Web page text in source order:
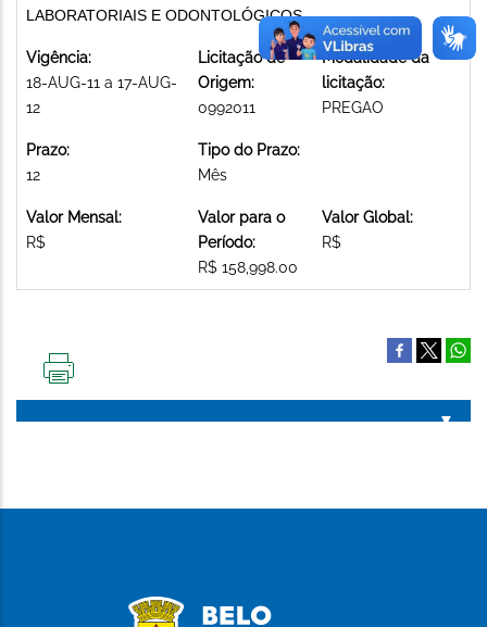
LABORATORIAIS E ODONTOLÓGICOS
Vigência:
18-AUG-11 a 17-AUG-
12
Licitação de
Origem:
0992011
Modalidade da
licitação:
PREGAO
Prazo:
12
Tipo do Prazo:
Mês
Valor Mensal:
R$
Valor para o
Período:
R$ 158,998.00
Valor Global:
R$
PÁGINA